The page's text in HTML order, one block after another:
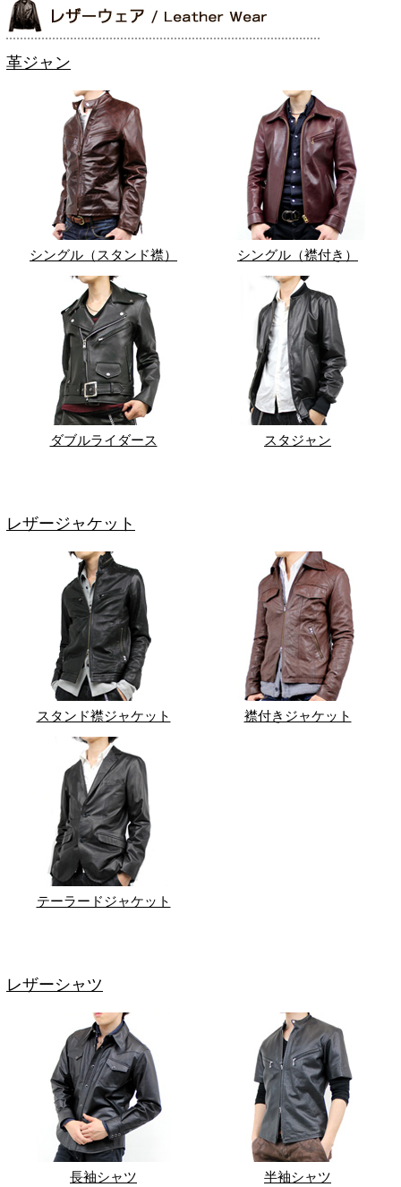
革ジャン
シングル（スタンド襟） シングル（襟付き）
ダブルライダース スタジャン
レザージャケット
スタンド襟ジャケット 襟付きジャケット
テーラードジャケット
レザーシャツ
長袖シャツ 半袖シャツ